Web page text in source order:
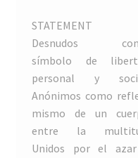
PAT VAN BOECKEL
Ria Green
RONNIE KARFIOL
ROOSJE VERSCHOOR
STATEMENT
Desnudos
símbolo de
personal y
Anónimos como
mismo de un
entre la
Unidos por el